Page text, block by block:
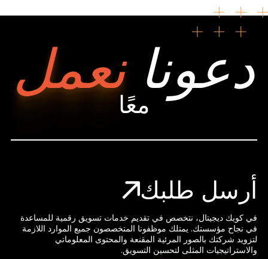
دعونانعملمعًا
أرسل طلبك
في كويك ديجيتال، نتخصص في تقديم خدمات تسويق رقمية للمساعدة
في نجاح مؤسستك. يمتلك موظفونا المتخصصون جميع الموارد اللازمة
لتزويد شركتك بالصور المرئية المقنعة والمحتوى المعلوماتي
والاستراتيجيات المثلى لتحسين التسويق.